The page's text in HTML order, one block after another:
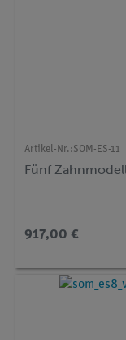
Artikel-Nr.:SOM-ES-11
Fünf
917,00 €